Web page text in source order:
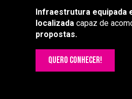
Infraestrutura equipada
localizada capaz de
propostas.
QUERO CONHECER!